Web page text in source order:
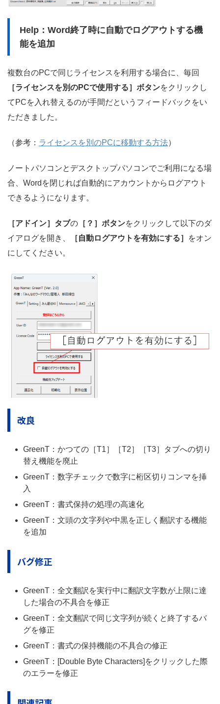
Help：Word終了時に自動でログアウトする機
能を追加
複数台のPCで同じライセンスを利用する場合に、毎回
［ライセンスを別のPCで使用する］ボタンをクリックし
てPCを入れ替えるのが手間だというフィードバックをい
ただきました。
（参考： ライセンスを別のPCに移動する方法）
ノートパソコンとデスクトップパソコンでご利用になる場
合、Wordを閉じれば自動的にアカウントからログアウト
できるようになります。
［アドイン］タブの ［？］ボタンをクリックして以下のダ
イアログを開き、
［自動ログアウトを有効にする］
をオン
にしてください。
改良
GreenT：かつての［T1］［T2］［T3］タブへの切り
替え機能を廃止
GreenT：数字チェックで数字に桁区切りコンマを挿
入
GreenT：書式保持の処理の高速化
GreenT：文頭の文字列や中黒を正しく翻訳する機能
を追加
バグ修正
GreenT：全文翻訳を実行中に翻訳文字数が上限に達
した場合の不具合を修正
GreenT：全文翻訳で同じ文字列が続くと終了するバ
グを修正
GreenT：書式の保持機能の不具合の修正
GreenT：[Double Byte Characters]をクリックした際
のエラーを修正